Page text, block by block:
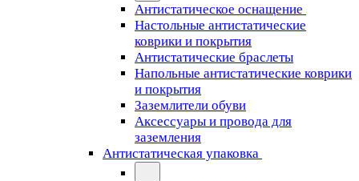
Антистатическое оснащение
Настольные антистатические
коврики и покрытия
Антистатические браслеты
Напольные антистатические коврики
и покрытия
Заземлители обуви
Аксессуары и провода для
заземления
Антистатическая упаковка